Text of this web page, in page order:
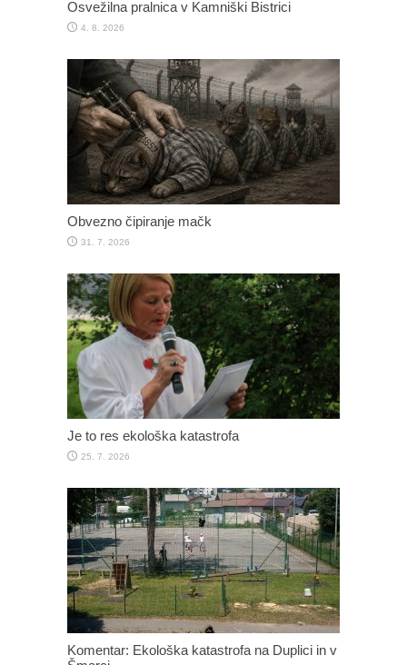
Osvežilna pralnica v Kamniški Bistrici
4. 8. 2026
Obvezno čipiranje mačk
31. 7. 2026
Je to res ekološka katastrofa
25. 7. 2026
Komentar: Ekološka katastrofa na Duplici in v